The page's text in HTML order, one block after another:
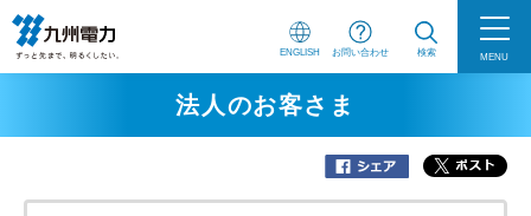
ENGLISH お問い合わせ 検索 MENU
法人のお客さま